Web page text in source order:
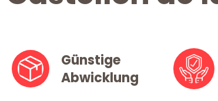
Günstige
Abwicklung